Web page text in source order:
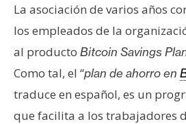
e
P
r
n
s
a
La asociación de varios años
los empleados de la
al producto Bitcoin Savings
Como tal, el “plan de ahorro en
traduce en español, es un
que facilita a los trabajadores